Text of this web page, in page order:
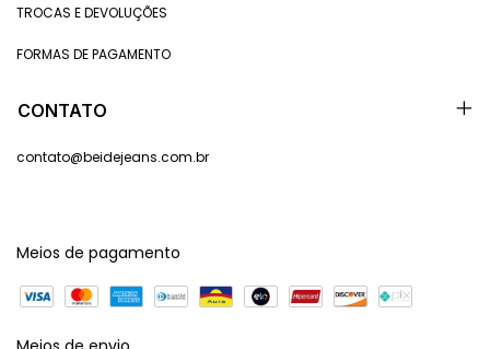
TROCAS E DEVOLUÇÕES
FORMAS DE PAGAMENTO
CONTATO
contato@beidejeans.com.br
Meios de pagamento